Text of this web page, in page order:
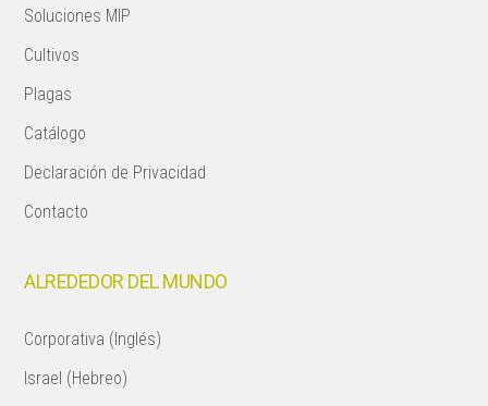
Soluciones MIP
Cultivos
Plagas
Catálogo
Declaración de Privacidad
Contacto
ALREDEDOR DEL MUNDO
Corporativa (Inglés)
Israel (Hebreo)